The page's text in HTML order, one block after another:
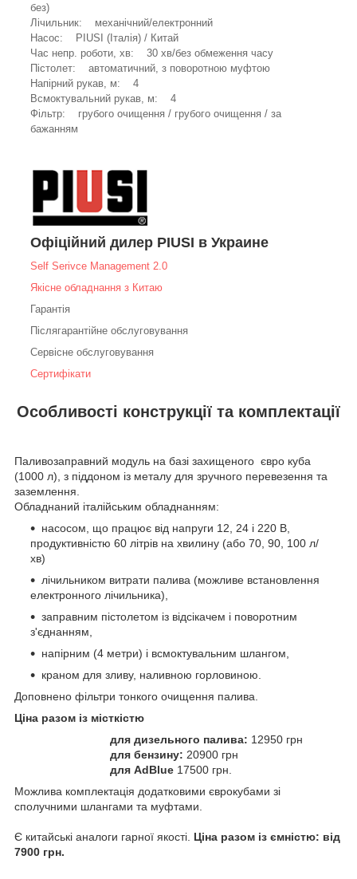
без)
Лічильник: механічний/електронний
Насос: PIUSI (Італія) / Китай
Час непр. роботи, хв: 30 хв/без обмеження часу
Пістолет: автоматичний, з поворотною муфтою
Напірний рукав, м: 4
Всмоктувальний рукав, м: 4
Фільтр: грубого очищення / грубого очищення / за
бажанням
Офіційний дилер PIUSI в Украине
Self Serivce Management 2.0
Якісне обладнання з Китаю
Гарантія
Післягарантійне обслуговування
Сервісне обслуговування
Сертифікати
Особливості конструкції та комплектації
Паливозаправний модуль на базі захищеного євро куба
(1000 л), з піддоном із металу для зручного перевезення та
заземлення.
Обладнаний італійським обладнанням:
насосом, що працює від напруги 12, 24 і 220 В,
продуктивністю 60 літрів на хвилину (або 70, 90, 100 л/
хв)
лічильником витрати палива (можливе встановлення
електронного лічильника),
заправним пістолетом із відсікачем і поворотним
з'єднанням,
напірним (4 метри) і всмоктувальним шлангом,
краном для зливу, наливною горловиною.
Доповнено фільтри тонкого очищення палива.
Ціна разом із місткістю
для дизельного палива: 12950 грн
для бензину: 20900 грн
для AdBlue 17500 грн.
Можлива комплектація додатковими єврокубами зі
сполучними шлангами та муфтами.
Є китайські аналоги гарної якості. Ціна разом із ємністю: від
7900 грн.